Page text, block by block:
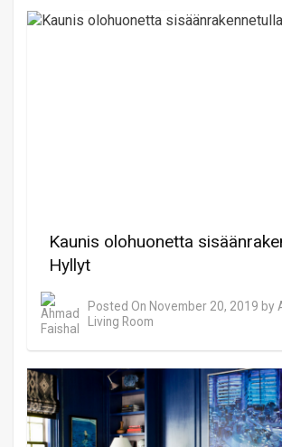
Kaunis olohuonetta
Hyllyt
Posted On November 20, 2019 by
Living Room